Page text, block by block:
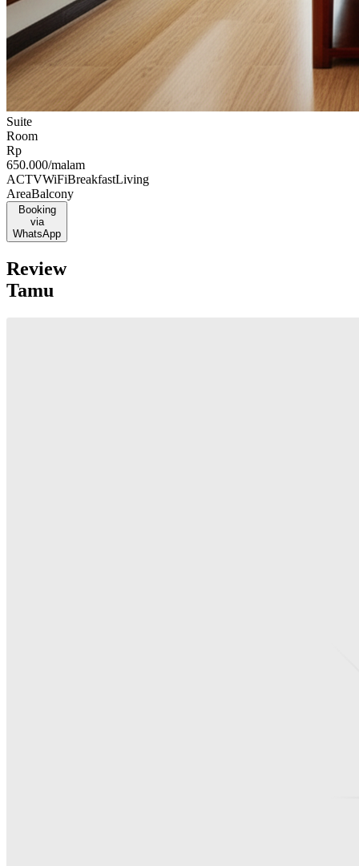
Suite
Room
Rp
650.000/malam
ACTVWiFiBreakfastLiving
AreaBalcony
Booking
via
WhatsApp
Review
Tamu